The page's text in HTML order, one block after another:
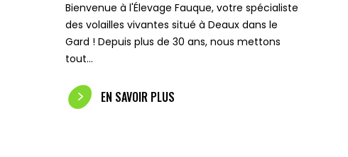
Bienvenue à l'Élevage Fauque, votre spécialiste
des volailles vivantes situé à Deaux dans le
Gard ! Depuis plus de 30 ans, nous mettons
tout…
EN SAVOIR PLUS